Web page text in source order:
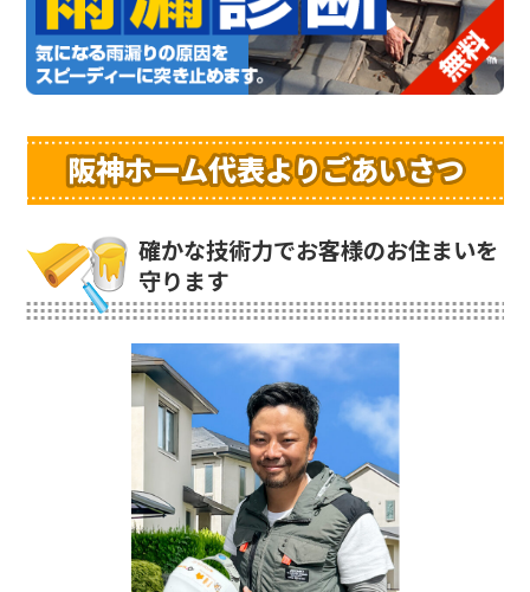
阪神ホーム代表よりごあいさつ
確かな技術力でお客様のお住まいを
守ります